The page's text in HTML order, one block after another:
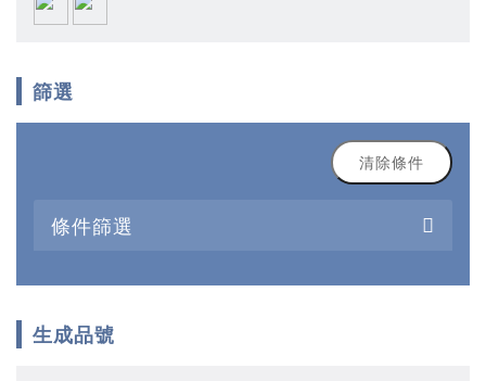
篩選
清除條件
條件篩選
生成品號